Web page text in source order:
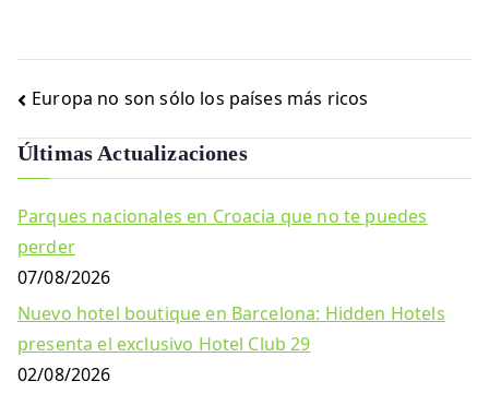
Navegación
de
entradas
Europa no son sólo los países más ricos
Últimas Actualizaciones
Parques nacionales en Croacia que no te puedes
perder
07/08/2026
Nuevo hotel boutique en Barcelona: Hidden Hotels
presenta el exclusivo Hotel Club 29
02/08/2026